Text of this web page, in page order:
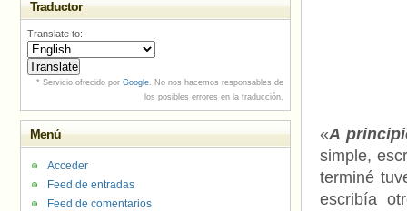
«A
simple,
terminé
escribía
Traductor
Translate to:
* Servicio ofrecido por Google. No nos hacemos responsables de
los posibles errores en la traducción.
Menú
Acceder
Feed de entradas
Feed de comentarios